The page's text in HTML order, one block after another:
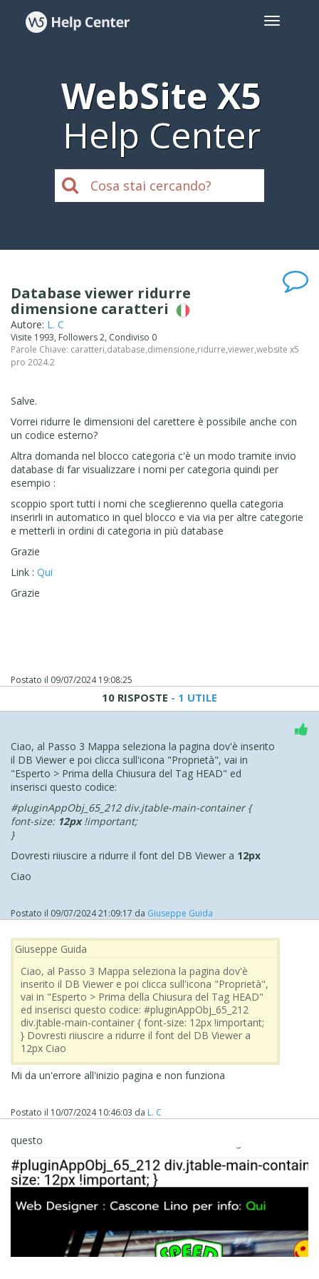
WebSite X5
Help Center
Database viewer ridurre
dimensione caratteri
Autore: L. C
Visite 1993, Followers 2, Condiviso 0
Parole Chiave: caratteri,database,dimensione,ridurre,viewer,website x5
pro 2024.2
Salve.
Vorrei ridurre le dimensioni del carettere è possibile anche con
un codice esterno?
Altra domanda nel blocco categoria c'è un modo tramite invio
database di far visualizzare i nomi per categoria quindi per
esempio :
scoppio sport tutti i nomi che sceglierenno quella categoria
inserirli in automatico in quel blocco e via via per altre categorie
e metterli in ordini di categoria in più database
Grazie
Link : Qui
Grazie
Postato il 09/07/2024 19:08:25
10 RISPOSTE - 1 UTILE
Ciao, al Passo 3 Mappa seleziona la pagina dov'è inserito
il DB Viewer e poi clicca sull'icona "Proprietà", vai in
"Esperto > Prima della Chiusura del Tag HEAD" ed
inserisci questo codice:
#pluginAppObj_65_212 div.jtable-main-container {
font-size: 12px!important;
}
Dovresti riiuscire a ridurre il font del DB Viewer a 12px
Ciao
Postato il 09/07/2024 21:09:17 da Giuseppe Guida
Giuseppe Guida
Ciao, al Passo 3 Mappa seleziona la pagina dov'è
inserito il DB Viewer e poi clicca sull'icona "Proprietà",
vai in "Esperto > Prima della Chiusura del Tag HEAD"
ed inserisci questo codice: #pluginAppObj_65_212
div.jtable-main-container { font-size: 12px !important;
} Dovresti riiuscire a ridurre il font del DB Viewer a
12px Ciao
Mi da un'errore all'inizio pagina e non funziona
Postato il 10/07/2024 10:46:03 da L. C
questo